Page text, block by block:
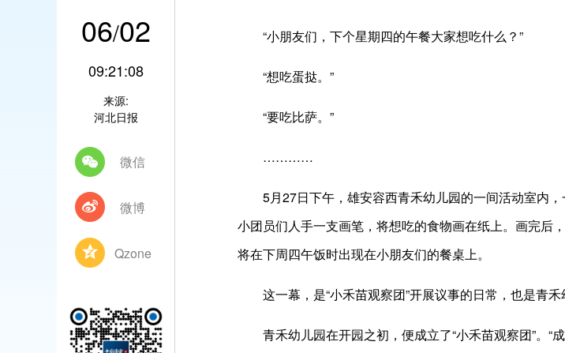
06/02
09:21:08
来源:
河北日报
微信
微博
Qzone
“小朋友们，下个星期四的午餐大家想吃什么？”
“想吃蛋挞。”
“要吃比萨。”
…………
5月27日下午，雄安容西青禾幼儿园的一间活动室内，
小团员们人手一支画笔，将想吃的食物画在纸上。画完后
将在下周四午饭时出现在小朋友们的餐桌上。
这一幕，是“小禾苗观察团”开展议事的日常，也是青禾
青禾幼儿园在开园之初，便成立了“小禾苗观察团”。“